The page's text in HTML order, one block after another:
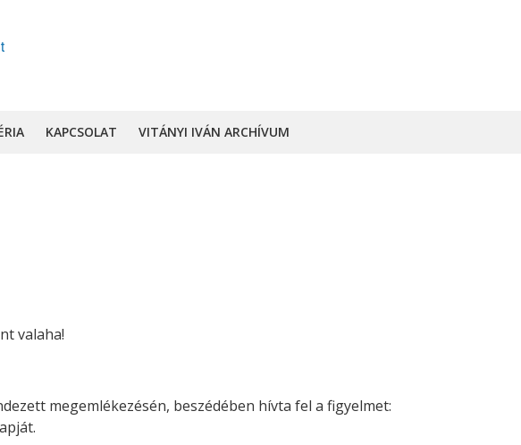
KAPCSOLAT VITÁNYI IVÁN ARCHÍVUM
valaha!
megemlékezésén, beszédében hívta fel a figyelmet: